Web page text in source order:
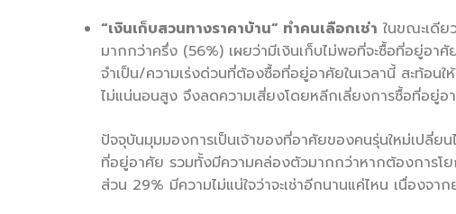
“เงินเก็บสวนทางราคาบ้าน” ทำคนเลือกเช่า ในขณะเดีย
มากกว่าครึ่ง (56%) เผยว่ามีเงินเก็บไม่พอที่จะซื้อที่อยู่อา
จำเป็น/ความเร่งด่วนที่ต้องซื้อที่อยู่อาศัยในเวลานี้ สะท้อน
ไม่แน่นอนสูง จึงลดความเสี่ยงโดยหลีกเลี่ยงการซื้อที่อยู่อ
ปัจจุบันมุมมองการเป็นเจ้าของที่อาศัยของคนรุ่นใหม่เปลี่ย
ที่อยู่อาศัย รวมทั้งมีความคล่องตัวมากกว่าหากต้องการโ
ส่วน 29% มีความไม่แน่ใจว่าจะเช่าอีกนานแค่ไหน เนื่อง